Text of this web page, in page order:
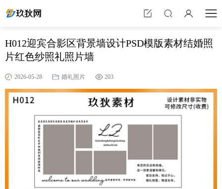
H012迎宾合影区背景墙设计PSD模版素材结婚照
片红色纱照礼照片墙
2026-05-28 婚礼照片 203